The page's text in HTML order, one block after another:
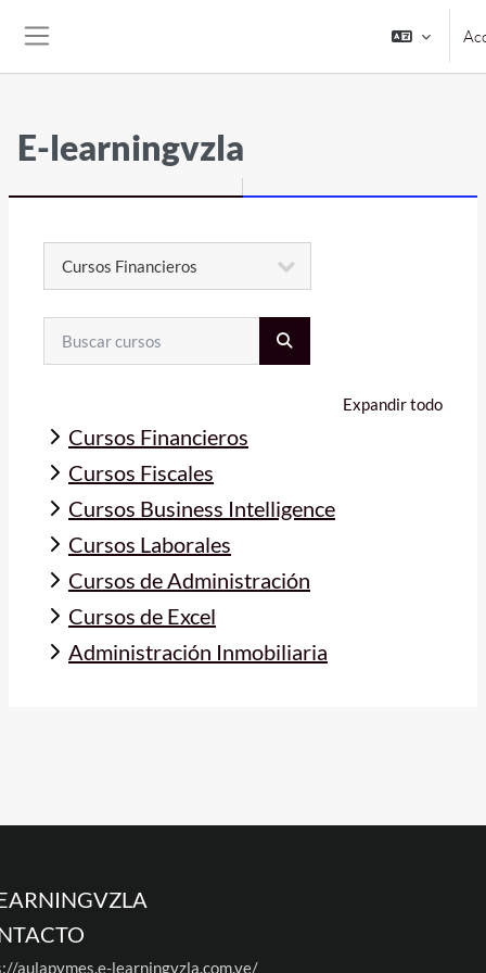
E-learningvzla
Categorías
Expandir todo
Cursos Financieros
Cursos Fiscales
Cursos Business Intelligence
Cursos Laborales
Cursos de Administración
Cursos de Excel
Administración Inmobiliaria
aulapymes.e-learningvzla.com.ve/